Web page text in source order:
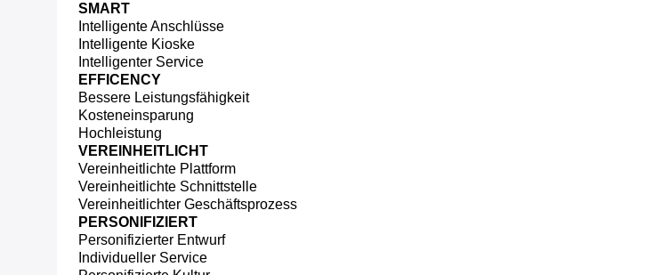
SMART
Intelligente Anschlüsse
Intelligente Kioske
Intelligenter Service
EFFICENCY
Bessere Leistungsfähigkeit
Kosteneinsparung
Hochleistung
VEREINHEITLICHT
Vereinheitlichte Plattform
Vereinheitlichte Schnittstelle
Vereinheitlichter Geschäftsprozess
PERSONIFIZIERT
Personifizierter Entwurf
Individueller Service